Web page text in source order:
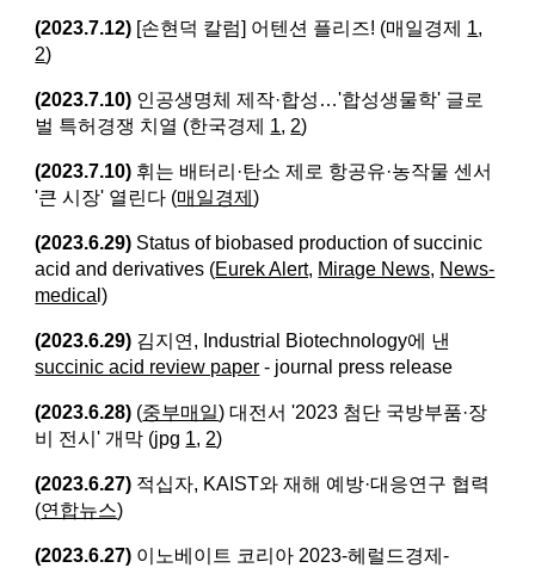
(2023.7.12) [손현덕 칼럼] 어텐션 플리즈! (매일경제 1,
2)
(2023.7.10) 인공생명체 제작·합성…'합성생물학' 글로
벌 특허경쟁 치열 (한국경제 1, 2)
(2023.7.10) 휘는 배터리·탄소 제로 항공유·농작물 센서
'큰 시장' 열린다 (매일경제)
(2023.6.29) Status of biobased production of succinic
acid and derivatives (Eurek Alert, Mirage News, News-
medica l)
(2023.6.29) 김지연, Industrial Biotechnology에 낸
succinic acid review paper - journal press release
(2023.6.28) (중부매일) 대전서 '2023 첨단 국방부품·장
비 전시' 개막 (jpg 1, 2)
(2023.6.27) 적십자, KAIST와 재해 예방·대응연구 협력
(연합뉴스)
(2023.6.27) 이노베이트 코리아 2023-헤럴드경제-